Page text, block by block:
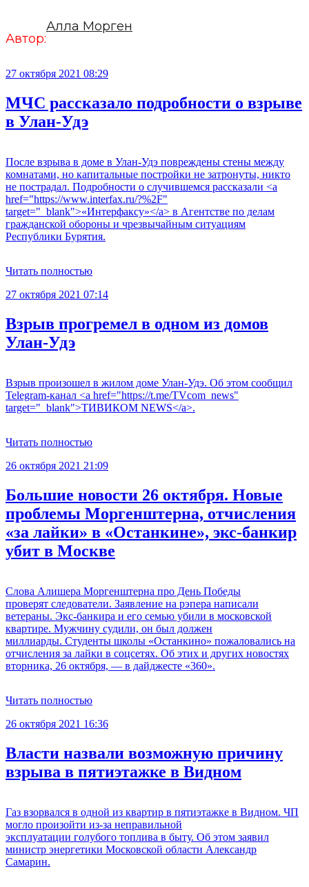
Автор:
Алла Морген
27 октября 2021 08:29
МЧС рассказало подробности о взрыве
в Улан-Удэ
После взрыва в доме в Улан-Удэ повреждены стены между
комнатами, но капитальные постройки не затронуты, никто
не пострадал. Подробности о случившемся рассказали <a
href="https://www.interfax.ru/?%2F"
target="_blank">«Интерфаксу»</a> в Агентстве по делам
гражданской обороны и чрезвычайным ситуациям
Республики Бурятия.
Читать полностью
27 октября 2021 07:14
Взрыв прогремел в одном из домов
Улан-Удэ
Взрыв произошел в жилом доме Улан-Удэ. Об этом сообщил
Telegram-канал <a href="https://t.me/TVcom_news"
target="_blank">ТИВИКОМ NEWS</a>.
Читать полностью
26 октября 2021 21:09
Большие новости 26 октября. Новые
проблемы Моргенштерна, отчисления
«за лайки» в «Останкине», экс-банкир
убит в Москве
Слова Алишера Моргенштерна про День Победы
проверят следователи. Заявление на рэпера написали
ветераны. Экс-банкира и его семью убили в московской
квартире. Мужчину судили, он был должен
миллиарды. Студенты школы «Останкино» пожаловались на
отчисления за лайки в соцсетях. Об этих и других новостях
вторника, 26 октября, — в дайджесте «360».
Читать полностью
26 октября 2021 16:36
Власти назвали возможную причину
взрыва в пятиэтажке в Видном
Газ взорвался в одной из квартир в пятиэтажке в Видном. ЧП
могло произойти из-за неправильной
эксплуатации голубого топлива в быту. Об этом заявил
министр энергетики Московской области Александр
Самарин.